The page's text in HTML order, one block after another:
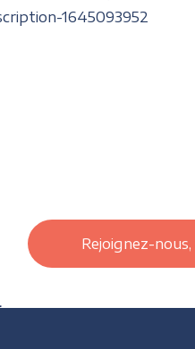
1645093952
Rejoignez-